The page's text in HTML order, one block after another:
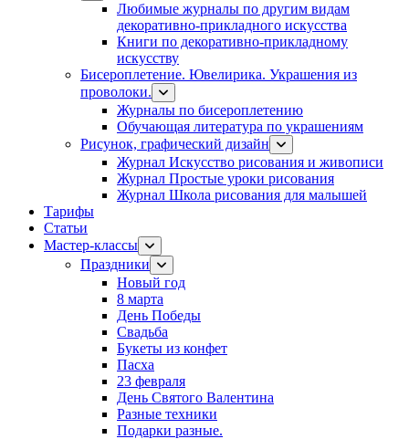
Любимые журналы по другим видам
декоративно-прикладного искусства
Книги по декоративно-прикладному
искусству
Бисероплетение. Ювелирика. Украшения из
проволоки.
Журналы по бисероплетению
Обучающая литература по украшениям
Рисунок, графический дизайн
Журнал Искусство рисования и живописи
Журнал Простые уроки рисования
Журнал Школа рисования для малышей
Тарифы
Статьи
Мастер-классы
Праздники
Новый год
8 марта
День Победы
Свадьба
Букеты из конфет
Пасха
23 февраля
День Святого Валентина
Разные техники
Подарки разные.